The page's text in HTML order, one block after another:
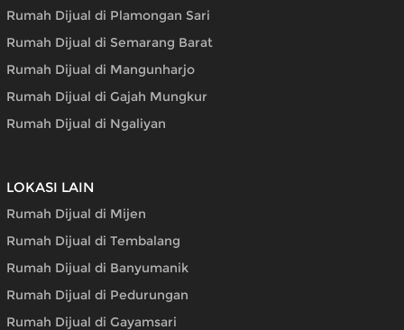
Rumah Dijual di Plamongan Sari
Rumah Dijual di Semarang Barat
Rumah Dijual di Mangunharjo
Rumah Dijual di Gajah Mungkur
Rumah Dijual di Ngaliyan
LOKASI LAIN
Rumah Dijual di Mijen
Rumah Dijual di Tembalang
Rumah Dijual di Banyumanik
Rumah Dijual di Pedurungan
Rumah Dijual di Gayamsari